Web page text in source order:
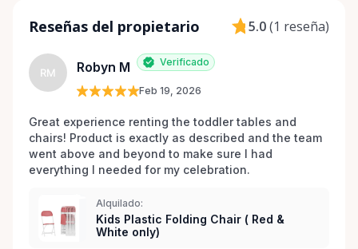
Reseñas del propietario 5.0(1 reseña)
RM Robyn M Verificado
Feb 19, 2026
Great experience renting the toddler tables and
chairs! Product is exactly as described and the team
went above and beyond to make sure I had
everything I needed for my celebration.
Alquilado:
Kids Plastic Folding Chair ( Red &
White only)